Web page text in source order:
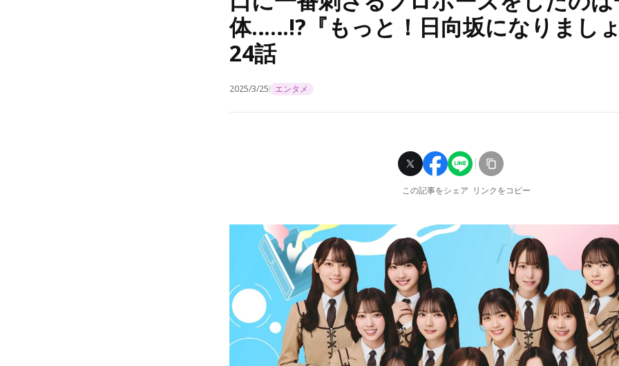
体……!?『もっと！日向坂になりまし
24話
2025/3/25 エンタメ
この記事をシェア リンクをコピー